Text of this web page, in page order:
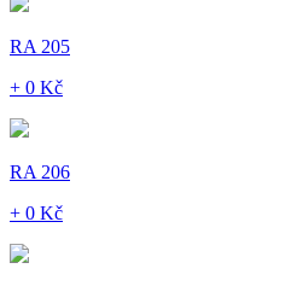
RA 205
+ 0 Kč
RA 206
+ 0 Kč